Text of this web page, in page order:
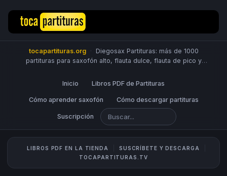
tocapartituras.org ·
Diegosax Partituras: más de 1000
partituras para saxofón alto, flauta dulce, flauta de pico y
chelo, fagot, bombardino, fliscorno, corno, trompa, barítono,
Scores. PUBLICA PARTITURAS
Inicio Libros PDF de Partituras
Cómo aprender saxofón Cómo descargar partituras
Suscripción
LIBROS PDF EN LA TIENDA
SUSCRÍBETE Y DESCARGA
TOCAPARTITURAS.TV